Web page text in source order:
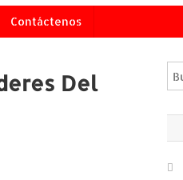
Contáctenos
Del